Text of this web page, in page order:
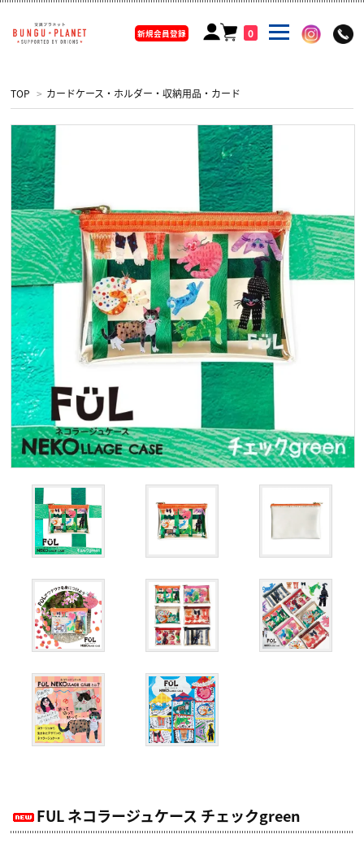
0
新規会員登録
TOP > カードケース・ホルダー・収納用品・カード
FUL ネコラージュケース チェックgreen